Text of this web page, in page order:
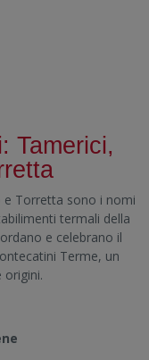
Tamerici,
e Torretta sono i nomi
termali della
e celebrano il
Terme, un
origini.